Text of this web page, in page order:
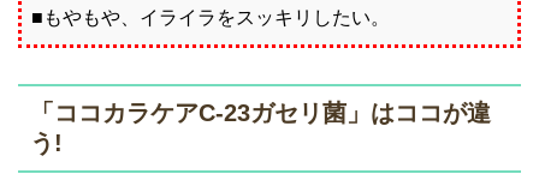
■もやもや、イライラをスッキリしたい。
「ココカラケアC-23ガセリ菌」はココが違
う!